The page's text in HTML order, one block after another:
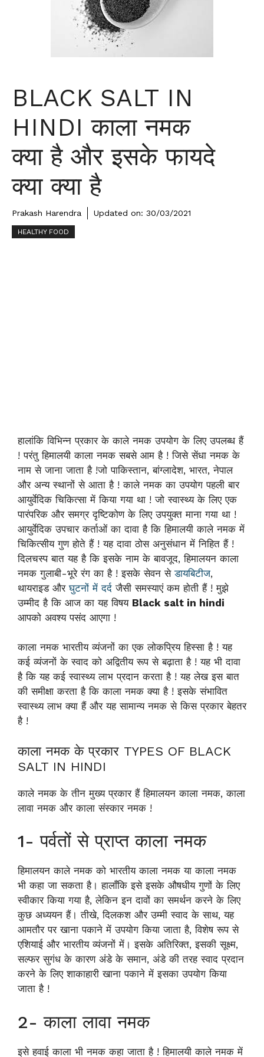
BLACK SALT IN
HINDI काला नमक
क्या है और इसके फायदे
क्या क्या है
Prakash Harendra Updated on: 30/03/2021
HEALTHY FOOD
हालांकि विभिन्न प्रकार के काले नमक उपयोग के लिए उपलब्ध हैं
! परंतु हिमालयी काला नमक सबसे आम है ! जिसे सेंधा नमक के
नाम से जाना जाता है !जो पाकिस्तान, बांग्लादेश, भारत, नेपाल
और अन्य स्थानों से आता है ! काले नमक का उपयोग पहली बार
आयुर्वेदिक चिकित्सा में किया गया था ! जो स्वास्थ्य के लिए एक
पारंपरिक और समग्र दृष्टिकोण के लिए उपयुक्त माना गया था !
आयुर्वेदिक उपचार कर्ताओं का दावा है कि हिमालयी काले नमक में
चिकित्सीय गुण होते हैं ! यह दावा ठोस अनुसंधान में निहित हैं !
दिलचस्प बात यह है कि इसके नाम के बावजूद, हिमालयन काला
नमक गुलाबी-भूरे रंग का है ! इसके सेवन सेडायबिटीज,
थायराइड औरघुटनों में दर्द जैसी समस्याएं कम होती हैं ! मुझे
उम्मीद है कि आज का यह विषय Black salt in hindi
आपको अवश्य पसंद आएगा !
काला नमक भारतीय व्यंजनों का एक लोकप्रिय हिस्सा है ! यह
कई व्यंजनों के स्वाद को अद्वितीय रूप से बढ़ाता है ! यह भी दावा
है कि यह कई स्वास्थ्य लाभ प्रदान करता है ! यह लेख इस बात
की समीक्षा करता है कि काला नमक क्या है ! इसके संभावित
स्वास्थ्य लाभ क्या हैं और यह सामान्य नमक से किस प्रकार बेहतर
है !
काला नमक के प्रकार TYPES OF BLACK
SALT IN HINDI
काले नमक के तीन मुख्य प्रकार हैं हिमालयन काला नमक, काला
लावा नमक और काला संस्कार नमक !
1- पर्वतों से प्राप्त काला नमक
हिमालयन काले नमक को भारतीय काला नमक या काला नमक
भी कहा जा सकता है। हालाँकि इसे इसके औषधीय गुणों के लिए
स्वीकार किया गया है, लेकिन इन दावों का समर्थन करने के लिए
कुछ अध्ययन हैं। तीखे, दिलकश और उम्मी स्वाद के साथ, यह
आमतौर पर खाना पकाने में उपयोग किया जाता है, विशेष रूप से
एशियाई और भारतीय व्यंजनों में। इसके अतिरिक्त, इसकी सूक्ष्म,
सल्फर सुगंध के कारण अंडे के समान, अंडे की तरह स्वाद प्रदान
करने के लिए शाकाहारी खाना पकाने में इसका उपयोग किया
जाता है !
2- काला लावा नमक
इसे हवाई काला भी नमक कहा जाता है ! हिमालयी काले नमक में